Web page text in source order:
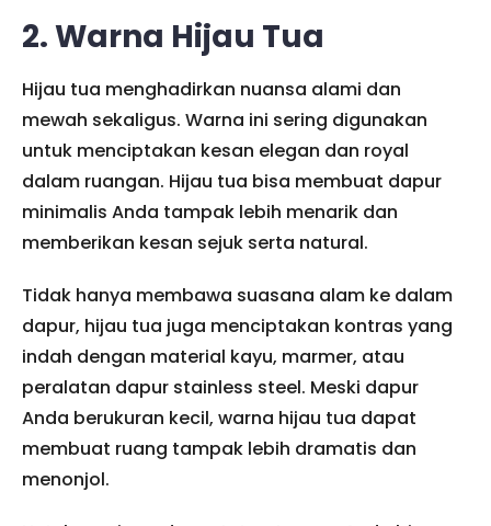
2. Warna Hijau Tua
Hijau tua menghadirkan nuansa alami dan
mewah sekaligus. Warna ini sering digunakan
untuk menciptakan kesan elegan dan royal
dalam ruangan. Hijau tua bisa membuat dapur
minimalis Anda tampak lebih menarik dan
memberikan kesan sejuk serta natural.
Tidak hanya membawa suasana alam ke dalam
dapur, hijau tua juga menciptakan kontras yang
indah dengan material kayu, marmer, atau
peralatan dapur stainless steel. Meski dapur
Anda berukuran kecil, warna hijau tua dapat
membuat ruang tampak lebih dramatis dan
menonjol.